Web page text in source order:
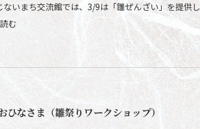
いまち交流館では、3/9は「雛ぜんざい」を提供し
む
ひなさま（雛祭りワークショップ）